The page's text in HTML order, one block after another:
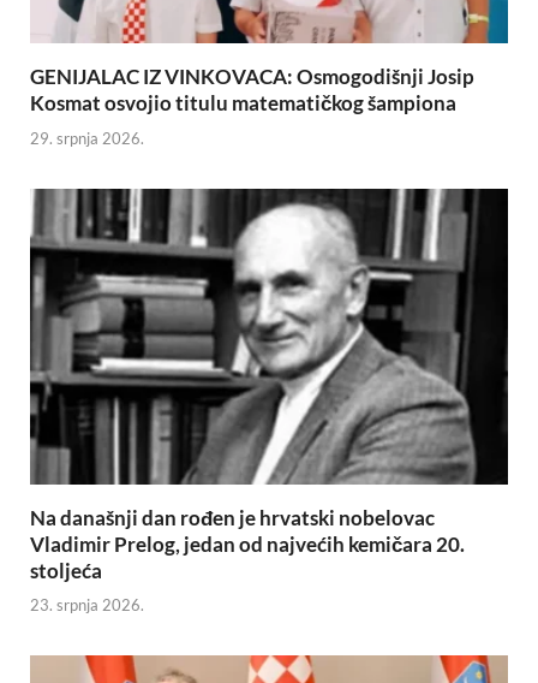
GENIJALAC IZ VINKOVACA: Osmogodišnji Josip
Kosmat osvojio titulu matematičkog šampiona
29. srpnja 2026.
Na današnji dan rođen je hrvatski nobelovac
Vladimir Prelog, jedan od najvećih kemičara 20.
stoljeća
23. srpnja 2026.